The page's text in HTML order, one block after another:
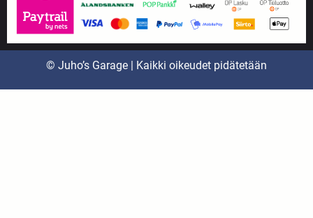
© Juho’s Garage | Kaikki oikeudet pidätetään